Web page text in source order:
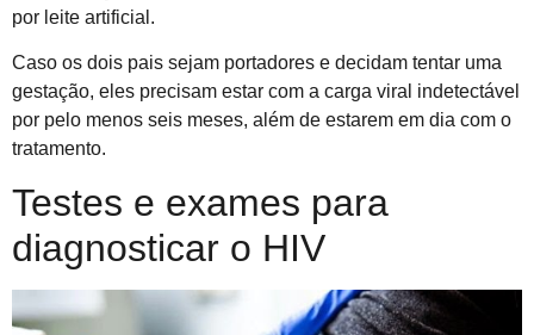
por leite artificial.
Caso os dois pais sejam portadores e decidam tentar uma
gestação, eles precisam estar com a carga viral indetectável
por pelo menos seis meses, além de estarem em dia com o
tratamento.
Testes e exames para
diagnosticar o HIV